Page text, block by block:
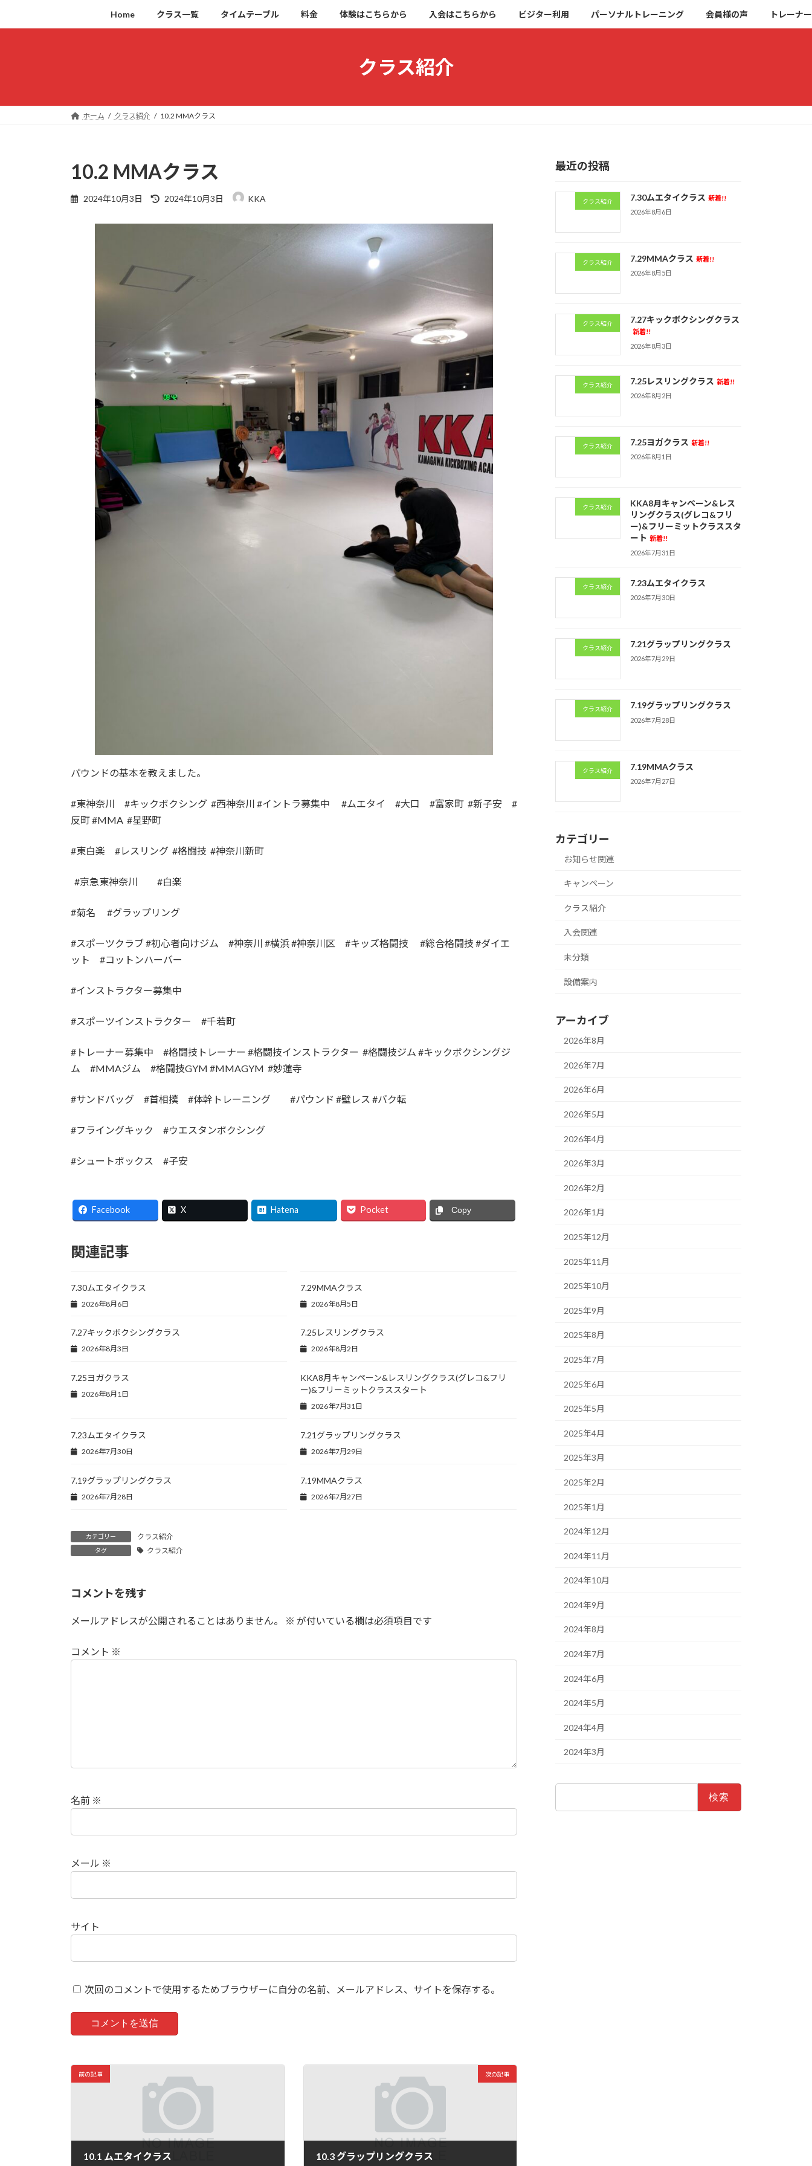
キ
に
Home クラス一覧 タイムテーブル 料金 体験はこちらから 入会はこちらから ビジター利用 パーソナルトレーニング 会員様の声 トレーナ
クラス紹介
ホーム クラス紹介 10.2 MMAクラス
10.2 MMAクラス
2024年10月3日
最
2024年10月3日 KKA
パウンドの基本を教えました。
#東神奈川 #キックボクシング #西神奈川 #イントラ募集中 #ムエタイ #大口 #富家町 #新子安 #
反町 #MMA #星野町
#東白楽 #レスリング #格闘技 #神奈川新町
#京急東神奈川 #白楽
#菊名 #グラップリング
#スポーツクラブ #初心者向けジム #神奈川 #横浜 #神奈川区 #キッズ格闘技 #総合格闘技 #ダイエ
ット #コットンハーバー
#インストラクター募集中
#スポーツインストラクター #千若町
#トレーナー募集中 #格闘技トレーナー #格闘技インストラクター #格闘技ジム #キックボクシングジ
ム #MMAジム #格闘技GYM #MMAGYM #妙蓮寺
#サンドバッグ #首相撲 #体幹トレーニング #パウンド #壁レス #バク転
#フライングキック #ウエスタンボクシング
#シュートボックス #子安
Facebook X Hatena Pocket Copy
関連記事
7.30ムエタイクラス
2026年8月6日
7.29MMAクラス
2026年8月5日
7.27キックボクシングクラス
2026年8月3日
7.25レスリングクラス
2026年8月2日
7.25ヨガクラス
2026年8月1日
KKA8月キャンペーン&レスリングクラス(グレコ&フリ
ー)&フリーミットクラススタート
2026年7月31日
7.23ムエタイクラス
2026年7月30日
7.21グラップリングクラス
2026年7月29日
7.19グラップリングクラス
2026年7月28日
7.19MMAクラス
2026年7月27日
カテゴリー クラス紹介
タグ クラス紹介
コメントを残す
メールアドレスが公開されることはありません。 ※ が付いている欄は必須項目です
コメント ※
名前 ※
メール ※
サイト
次回のコメントで使用するためブラウザーに自分の名前、メールアドレス、サイトを保存する。
前の記事
10.1 ムエタイクラス
次の記事
10.3 グラップリングクラス
最近の投稿
クラス紹介 7.30ムエタイクラス 新着!!
2026年8月6日
クラス紹介 7.29MMAクラス 新着!!
2026年8月5日
クラス紹介 7.27キックボクシングクラス
新着!!
2026年8月3日
クラス紹介 7.25レスリングクラス 新着!!
2026年8月2日
クラス紹介 7.25ヨガクラス 新着!!
2026年8月1日
クラス紹介
KKA8月キャンペーン&レス
リングクラス(グレコ&フリ
ー)&フリーミットクラススタ
ート 新着!!
2026年7月31日
クラス紹介 7.23ムエタイクラス
2026年7月30日
クラス紹介 7.21グラップリングクラス
2026年7月29日
クラス紹介 7.19グラップリングクラス
2026年7月28日
クラス紹介 7.19MMAクラス
2026年7月27日
カテゴリー
お知らせ関連
キャンペーン
クラス紹介
入会関連
未分類
設備案内
アーカイブ
2026年8月
2026年7月
2026年6月
2026年5月
2026年4月
2026年3月
2026年2月
2026年1月
2025年12月
2025年11月
2025年10月
2025年9月
2025年8月
2025年7月
2025年6月
2025年5月
2025年4月
2025年3月
2025年2月
2025年1月
2024年12月
2024年11月
2024年10月
2024年9月
2024年8月
2024年7月
2024年6月
2024年5月
2024年4月
2024年3月